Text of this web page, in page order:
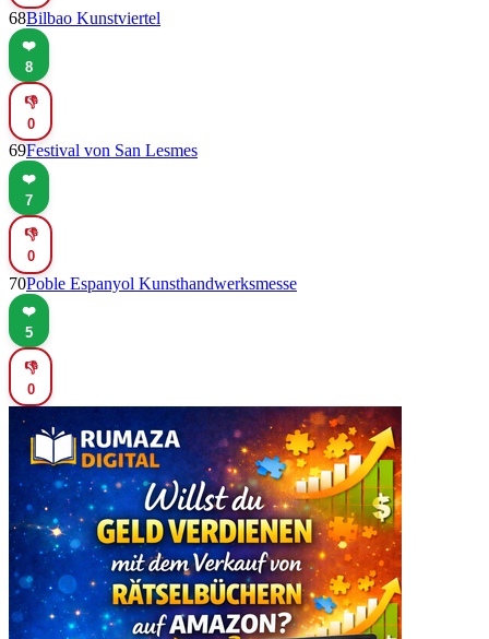
68Bilbao Kunstviertel
❤️
8
👎
0
69Festival von San Lesmes
❤️
7
👎
0
70Poble Espanyol Kunsthandwerksmesse
❤️
5
👎
0